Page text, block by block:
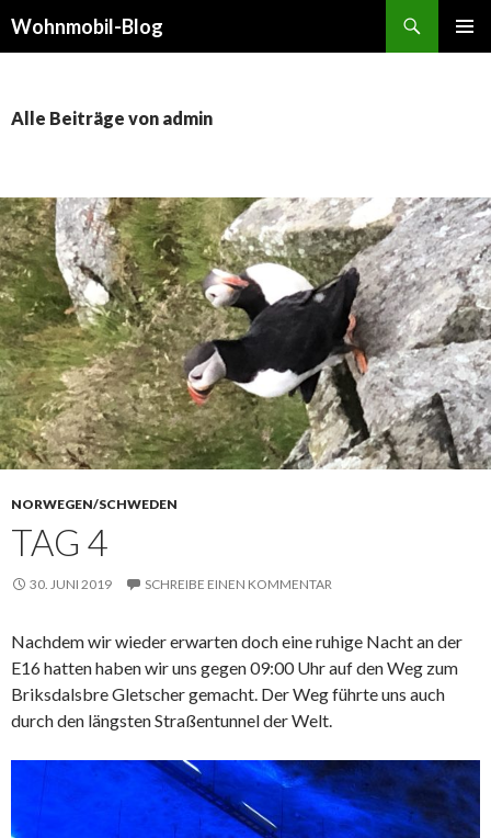
Wohnmobil-Blog
Alle Beiträge von admin
NORWEGEN/SCHWEDEN
TAG 4
30. JUNI 2019 SCHREIBE EINEN KOMMENTAR
Nachdem wir wieder erwarten doch eine ruhige Nacht an der
E16 hatten haben wir uns gegen 09:00 Uhr auf den Weg zum
Briksdalsbre Gletscher gemacht. Der Weg führte uns auch
durch den längsten Straßentunnel der Welt.